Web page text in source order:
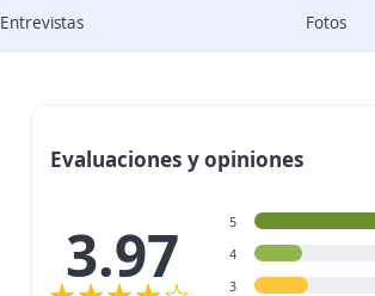
Entrevistas Fotos
Evaluaciones y opiniones
3.97 5
4
3